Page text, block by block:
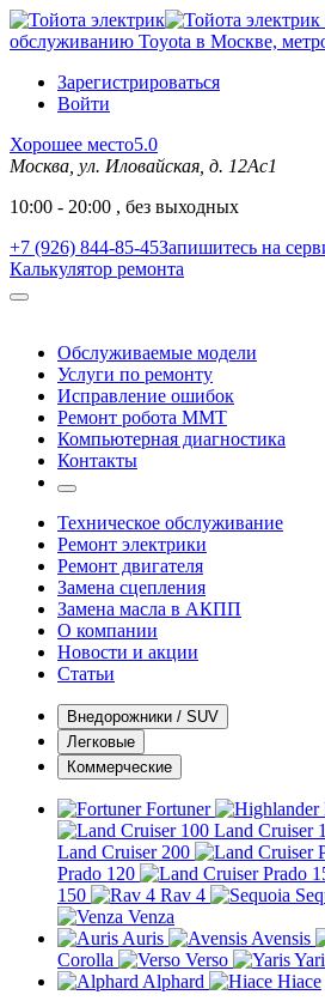
обслуживанию Toyota в Москве,
Зарегистрироваться
Войти
Хорошее место5.0
Москва, ул. Иловайская, д. 12Ас1
10:00 - 20:00 , без выходных
+7 (926) 844-85-45Запишитесь на
Калькулятор ремонта
Обслуживаемые модели
Услуги по ремонту
Исправление ошибок
Ремонт робота MMT
Компьютерная диагностика
Контакты
Техническое обслуживание
Ремонт электрики
Ремонт двигателя
Замена сцепления
Замена масла в АКПП
О компании
Новости и акции
Статьи
Внедорожники / SUV
Легковые
Коммерческие
Fortuner
Land Cruiser
Land Cruiser 200
Prado 120
150
Rav 4
Venza
Auris
Avensis
Corolla
Verso
Alphard
Hiace